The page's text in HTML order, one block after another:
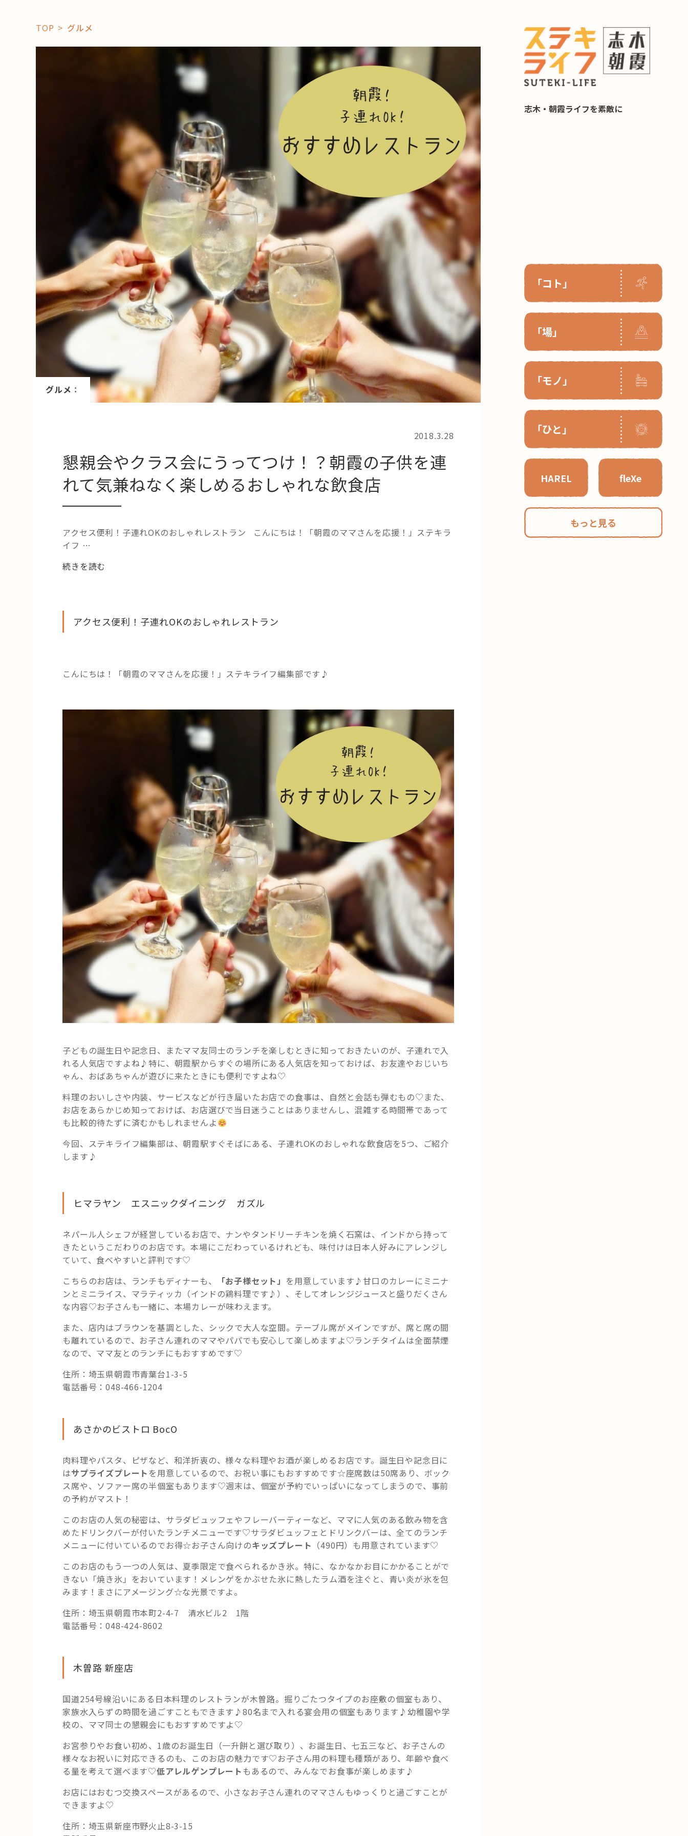
志木・朝霞ライフを素敵に
「コト」
「場」
「モノ」
「ひと」
HAREL fleXe
もっと見る
子育て
暮らし
おすすめ
スポット
学び・教育
「場」
HAREL
HAREL
活用事例
「モノ」
fleXe リノベ事例
協賛・協力店
コーディネーター紹介
これからの暮らし 住み替え相談
記事検索
TOP グルメ
グルメ ：
2018.3.28
懇親会やクラス会にうってつけ！？朝霞の子供を連
れて気兼ねなく楽しめるおしゃれな飲食店
アクセス便利！子連れOKのおしゃれレストラン こんにちは！「朝霞のママさんを応援！」ステキラ
イフ …
“懇
ラ
う
て
な
く
楽
し
め
る
な
食
店”
の
続きを読む
アクセス便利！子連れOKのおしゃれレストラン
こんにちは！「朝霞のママさんを応援！」ステキライフ編集部です♪
子どもの誕生日や記念日、またママ友同士のランチを楽しむときに知っておきたいのが、子連れで入
れる人気店ですよね♪特に、朝霞駅からすぐの場所にある人気店を知っておけば、お友達やおじいち
ゃん、おばあちゃんが遊びに来たときにも便利ですよね♡
料理のおいしさや内装、サービスなどが行き届いたお店での食事は、自然と会話も弾むもの♡また、
お店をあらかじめ知っておけば、お店選びで当日迷うことはありませんし、混雑する時間帯であって
も比較的待たずに済むかもしれませんよ
今回、ステキライフ編集部は、朝霞駅すぐそばにある、子連れOKのおしゃれな飲食店を5つ、ご紹介
します♪
ヒマラヤン エスニックダイニング ガズル
ネパール人シェフが経営しているお店で、ナンやタンドリーチキンを焼く石窯は、インドから持って
きたというこだわりのお店です。本場にこだわっているけれども、味付けは日本人好みにアレンジし
ていて、食べやすいと評判です♡
こちらのお店は、ランチもディナーも、
「お子様セット」 を用意しています♪甘口のカレーにミニナ
ンとミニライス、マラティッカ（インドの鶏料理です♪）、そしてオレンジジュースと盛りだくさん
な内容♡お子さんも一緒に、本場カレーが味わえます。
また、店内はブラウンを基調とした、シックで大人な空間。テーブル席がメインですが、席と席の間
も離れているので、お子さん連れのママやパパでも安心して楽しめますよ♡ランチタイムは全面禁煙
なので、ママ友とのランチにもおすすめです♡
住所：埼玉県朝霞市青葉台1-3-5
電話番号：048-466-1204
あさかのビストロ BocO
肉料理やパスタ、ピザなど、和洋折衷の、様々な料理やお酒が楽しめるお店です。誕生日や記念日に
はサプライズプレート を用意しているので、お祝い事にもおすすめです☆座席数は50席あり、ボック
ス席や、ソファー席の半個室もあります♡週末は、個室が予約でいっぱいになってしまうので、事前
の予約がマスト！
このお店の人気の秘密は、サラダビュッフェやフレーバーティーなど、ママに人気のある飲み物を含
めたドリンクバーが付いたランチメニューです♡サラダビュッフェとドリンクバーは、全てのランチ
メニューに付いているのでお得☆お子さん向けのキッズプレート （490円）も用意されています♡
このお店のもう一つの人気は、夏季限定で食べられるかき氷。特に、なかなかお目にかかることがで
きない「焼き氷」をおいています！メレンゲをかぶせた氷に熱したラム酒を注ぐと、青い炎が氷を包
みます！まさにアメージング☆な光景ですよ。
住所：埼玉県朝霞市本町2-4-7 清水ビル2 1階
電話番号：048-424-8602
木曽路 新座店
国道254号線沿いにある日本料理のレストランが木曽路。掘りごたつタイプのお座敷の個室もあり、
家族水入らずの時間を過ごすこともできます♪80名まで入れる宴会用の個室もあります♪幼稚園や学
校の、ママ同士の懇親会にもおすすめですよ♡
お宮参りやお食い初め、1歳のお誕生日（一升餅と選び取り）、お誕生日、七五三など、お子さんの
様々なお祝いに対応できるのも、このお店の魅力です♡お子さん用の料理も種類があり、年齢や食べ
る量を考えて選べます♡低アレルゲンプレートもあるので、みんなでお食事が楽しめます♪
お店にはおむつ交換スペースがあるので、小さなお子さん連れのママさんもゆっくりと過ごすことが
できますよ♡
住所：埼玉県新座市野火止8-3-15